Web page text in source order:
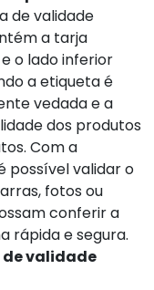
de validade
a tarja
o lado inferior
a etiqueta é
vedada e a
dos produtos
Com a
possível validar o
fotos ou
conferir a
rápida e segura.
validade